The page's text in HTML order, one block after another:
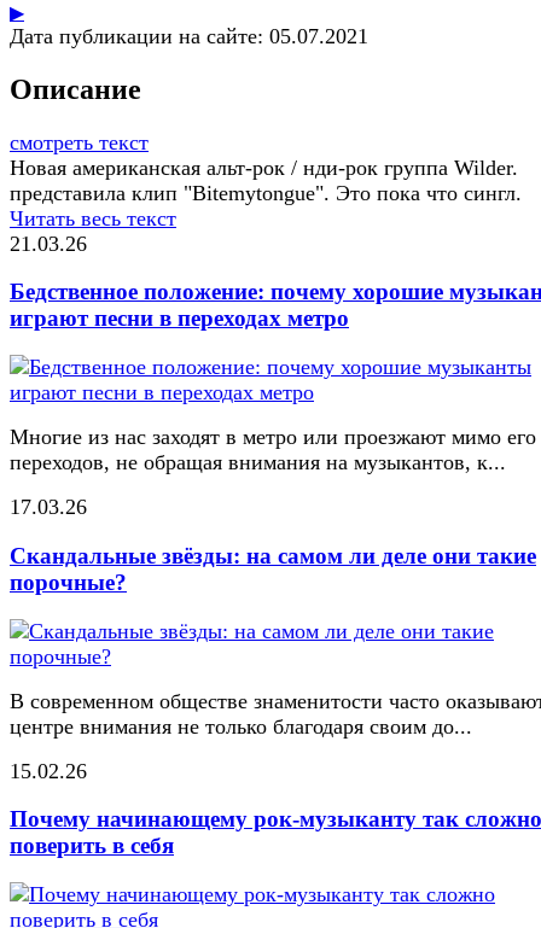
▶
Дата публикации на сайте: 05.07.2021
Описание
смотреть текст
Новая американская альт-рок / нди-рок группа Wilder.
представила клип "Bitemytongue". Это пока что сингл.
Читать весь текст
21.03.26
Бедственное положение: почему хорошие
играют песни в переходах метро
Многие из нас заходят в метро или проезжают мимо его
переходов, не обращая внимания на музыкантов, к...
17.03.26
Скандальные звёзды: на самом ли деле они такие
порочные?
В современном обществе знаменитости часто
центре внимания не только благодаря своим до...
15.02.26
Почему начинающему рок-музыканту так сложно
поверить в себя